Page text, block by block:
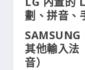
劃、拼音、
SAMSUNG
其他輸入法
音）